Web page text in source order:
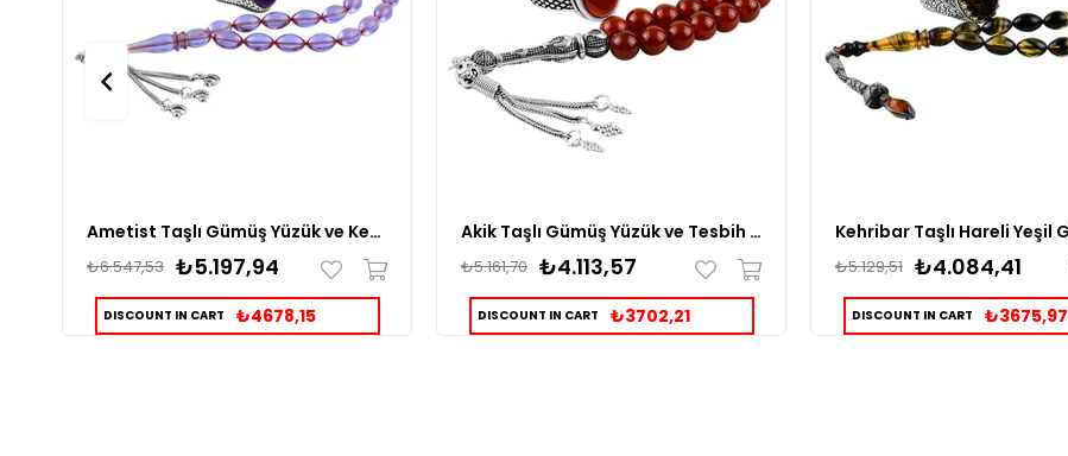
Ametist Taşlı Gümüş Yüzük ve Kehribar Taşlı Tesbih Kombin
₺5.197,94
₺6.547,53
DISCOUNT IN CART ₺4678,15
Akik Taşlı Gümüş Yüzük ve Tesbih Kombin
₺4.113,57
₺5.161,70
DISCOUNT IN CART ₺3702,21
₺4.084,41
₺5.129,51
DISCOUNT IN CART ₺3675,97